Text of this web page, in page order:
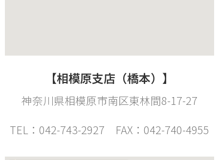
【相模原支店（橋本）】
神奈川県相模原市南区東林間8-17-27
TEL：042-743-2927 FAX：042-740-4955